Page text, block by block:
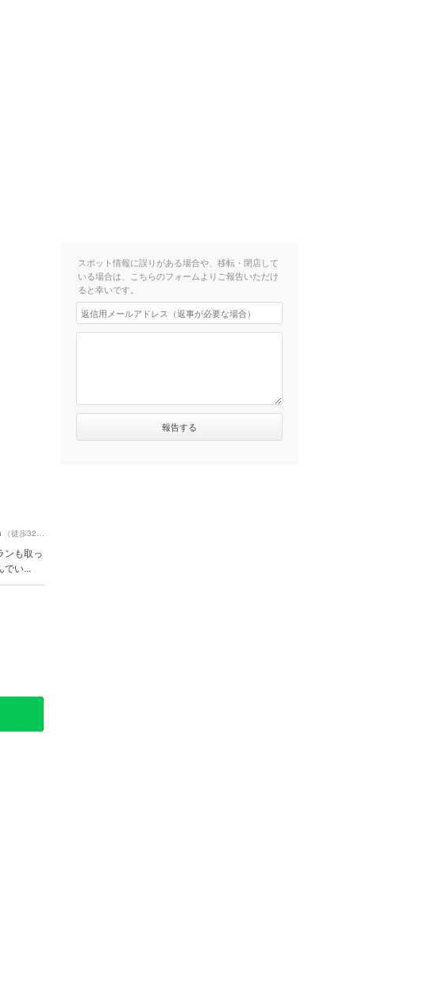
（徒歩32分）
ンも取っ
でい...
スポット情報に誤りがある場合や、移転・閉店して
いる場合は、こちらのフォームよりご報告いただけ
ると幸いです。